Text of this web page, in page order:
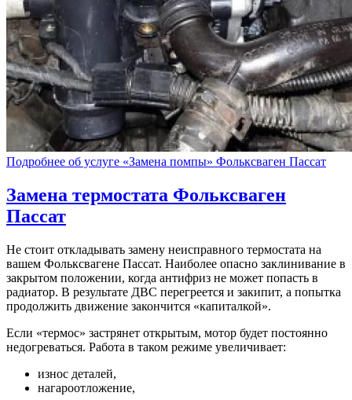
Подробнее об услуге «Замена помпы» Фольксваген Пассат
Замена термостата Фольксваген
Пассат
Не стоит откладывать замену неисправного термостата на
вашем Фольксвагене Пассат. Наиболее опасно заклинивание в
закрытом положении, когда антифриз не может попасть в
радиатор. В результате ДВС перегреется и закипит, а попытка
продолжить движение закончится «капиталкой».
Если «термос» застрянет открытым, мотор будет постоянно
недогреваться. Работа в таком режиме увеличивает:
износ деталей,
нагароотложение,